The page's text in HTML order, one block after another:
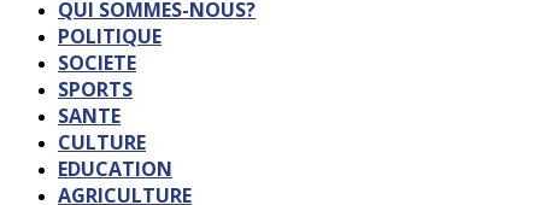
QUI SOMMES-NOUS?
POLITIQUE
SOCIETE
SPORTS
SANTE
CULTURE
EDUCATION
AGRICULTURE